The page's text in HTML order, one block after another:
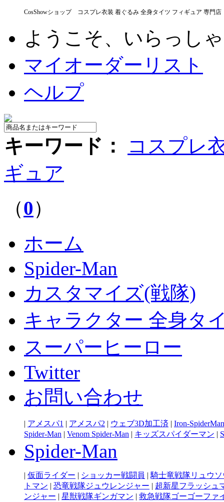
CosShowショップ コスプレ衣装 着ぐるみ 全身タイツ フィギュア 専門店
ようこそ、いらっし
マイオーダーリスト
ヘルプ
キーワード：
コスプレ
ギュア
（0）
ホーム
Spider-Man
カスタマイズ(戦隊)
キャラクター 全身タ
スーパーヒーロー
Twitter
お問い合わせ
| アメスパ1 | アメスパ2 | ウェブ3D加工済 | Iron-SpiderMan
Spider-Man | Venom Spider-Man | キッズスパイダーマン |
Spider-Man
| 仮面ライダー | ショッカー戦闘員 | 騎士竜戦隊リュウ
トマン | 恐竜戦隊ジュウレンジャー | 超新星フラッシュ
ンジャー | 星獣戦隊ギンガマン | 救急戦隊ゴーゴーファ